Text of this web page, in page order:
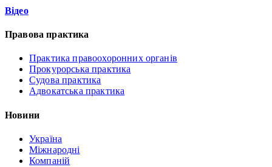
Відео
Правова практика
Практика правоохоронних органів
Прокурорська практика
Судова практика
Адвокатська практика
Новини
Україна
Міжнародні
Компаній